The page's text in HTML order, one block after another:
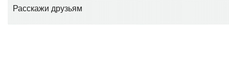
Расскажи друзьям